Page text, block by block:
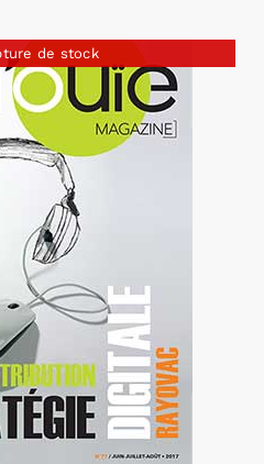
de stock